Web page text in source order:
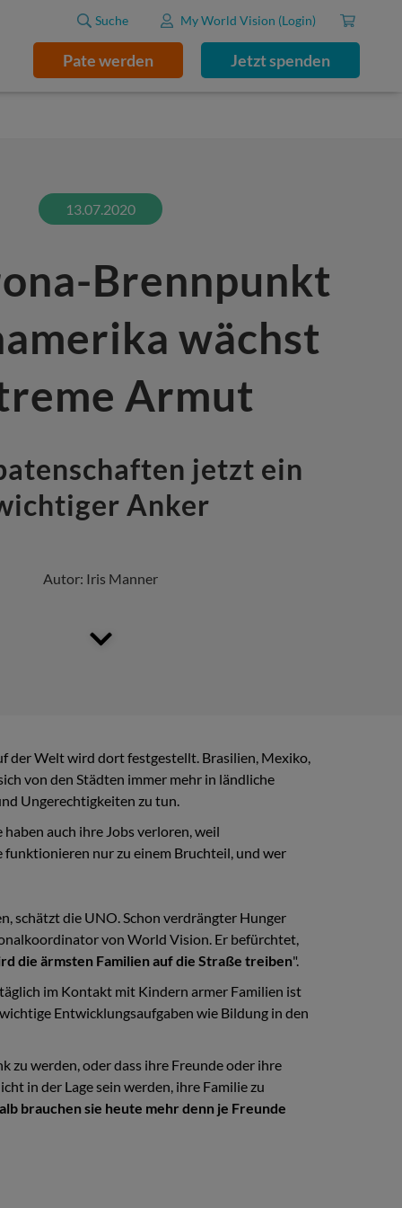
Pate werden Jetzt spenden
Suche My World Vision (Login)
13.07.2020
Brennpunkt
wächst
Armut
jetzt ein
Anker
Autor: Iris Manner
der Welt wird dort festgestellt. Brasilien, Mexiko,
von den Städten immer mehr in ländliche
Ungerechtigkeiten zu tun.
auch ihre Jobs verloren, weil
nur zu einem Bruchteil, und wer
schätzt die UNO. Schon verdrängter Hunger
von World Vision. Er befürchtet,
die ärmsten Familien auf die Straße treiben".
im Kontakt mit Kindern armer Familien ist
Entwicklungsaufgaben wie Bildung in den
zu werden, oder dass ihre Freunde oder ihre
in der Lage sein werden, ihre Familie zu
brauchen sie heute mehr denn je Freunde